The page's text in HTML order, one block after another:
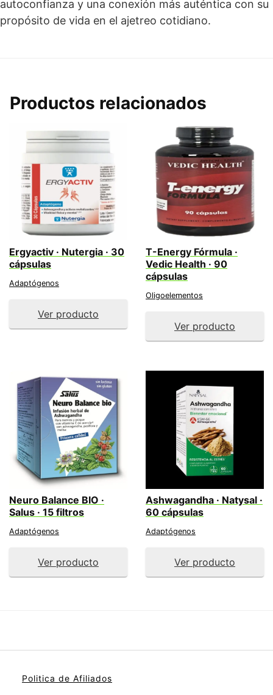
autoconfianza y una conexión más auténtica con su
propósito de vida en el ajetreo cotidiano.
Productos relacionados
Ergyactiv · Nutergia · 30
cápsulas
Adaptógenos
Ver producto
T-Energy Fórmula ·
Vedic Health · 90
cápsulas
Oligoelementos
Ver producto
Neuro Balance BIO ·
Salus · 15 filtros
Adaptógenos
Ver producto
Ashwagandha · Natysal ·
60 cápsulas
Adaptógenos
Ver producto
Politica de Afiliados